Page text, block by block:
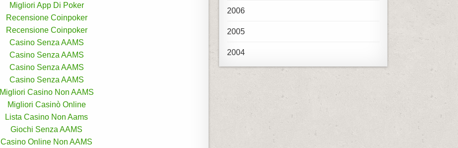
Migliori App Di Poker
Recensione Coinpoker
Recensione Coinpoker
Casino Senza AAMS
Casino Senza AAMS
Casino Senza AAMS
Casino Senza AAMS
Migliori Casino Non AAMS
Migliori Casinò Online
Lista Casino Non Aams
Giochi Senza AAMS
Casino Online Non AAMS
2006
2005
2004